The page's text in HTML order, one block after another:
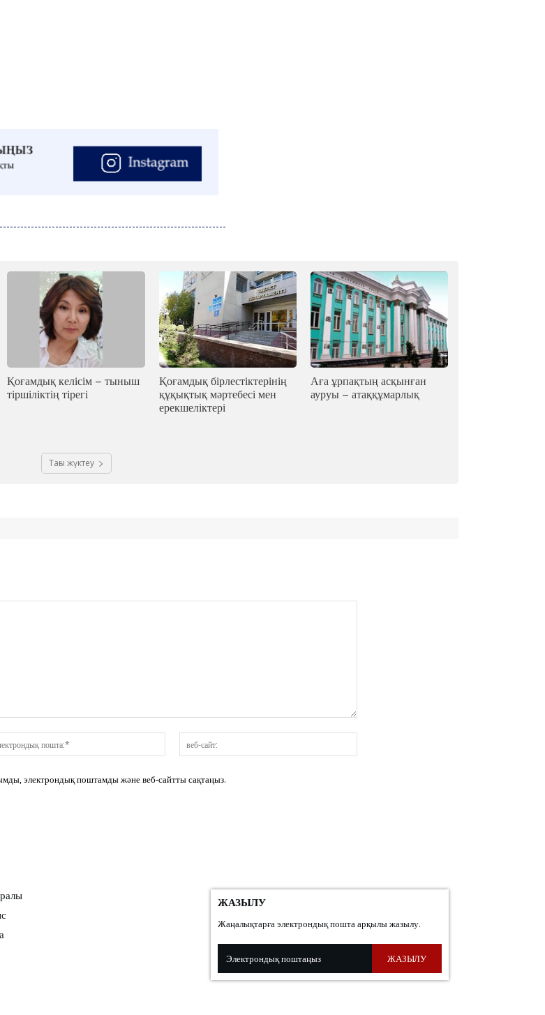
Қоғамдық келісім – тыныш
тіршіліктің тірегі
Қоғамдық бірлестіктерінің
құқықтық мәртебесі мен
ерекшеліктері
Аға ұрпақтың асқынған
ауруы – атаққұмарлық
Тағы жүктеу
электрондық
пошта:*
сайт:
электрондық поштамды және веб-сайтты сақтаңыз.
ЖАЗЫЛУ
Жаңалықтарға электрондық пошта арқылы жазылу.
ЖАЗЫЛУ